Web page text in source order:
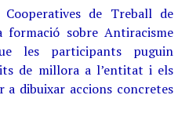
de Treball de
formació sobre Antiracisme
les participants puguin
de millora a l’entitat i els
a dibuixar accions concretes